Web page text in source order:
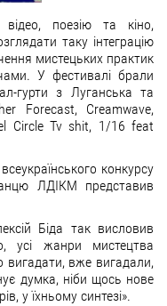
поезію та кіно,
таку інтеграцію
мистецьких практик
У фестивалі брали
гурти з Луганська та
Forecast, Creamwave,
Circle Tv shit, 1/16 feat
конкурсу
танцю ЛДІКМ представив
Біда так висловив
усі жанри мистецтва
вже вигадали,
думка, ніби щось нове
у їхньому синтезі».